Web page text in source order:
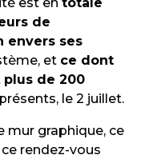
de
envers ses
et ce dont
plus de 200
le 2 juillet.
mur graphique, ce
rendez-vous